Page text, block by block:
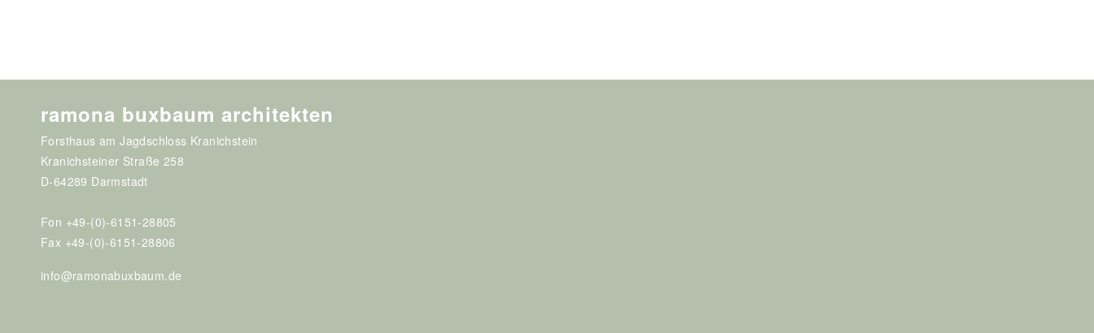
ramona buxbaum architekten
Forsthaus am Jagdschloss Kranichstein
Kranichsteiner Straße 258
D-64289 Darmstadt
Fon +49-(0)-6151-28805
Fax +49-(0)-6151-28806
info@ramonabuxbaum.de